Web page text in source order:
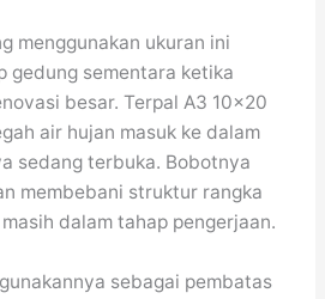
menggunakan ukuran ini
gedung sementara ketika
besar. Terpal A3 10×20
air hujan masuk ke dalam
sedang terbuka. Bobotnya
membebani struktur rangka
dalam tahap pengerjaan.
sebagai pembatas